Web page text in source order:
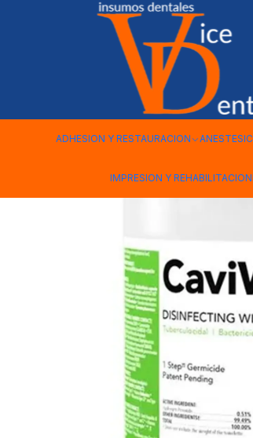
ADHESION Y RESTAURACION
IMPRESION Y REHABILITACION
DESINFECCION Y BIOSEGURIDAD